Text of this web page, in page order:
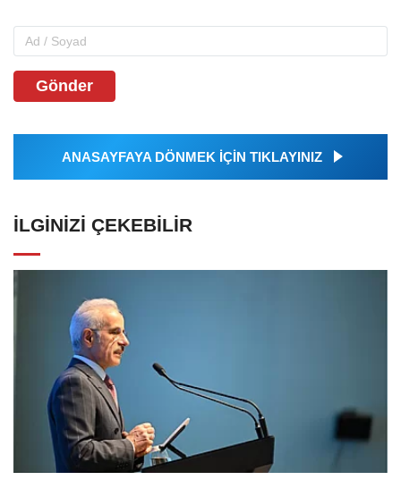
Gönder
ANASAYFAYA DÖNMEK İÇİN TIKLAYINIZ
İLGINIZI ÇEKEBILIR